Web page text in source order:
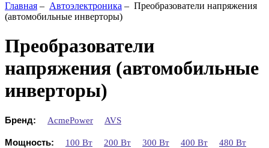
Главная – Автоэлектроника – Преобразователи напряжения
(автомобильные инверторы)
Преобразователи
напряжения (автомобильные
инверторы)
Бренд: AcmePower AVS
Мощность: 100 Вт 200 Вт 300 Вт 400 Вт
480 Вт